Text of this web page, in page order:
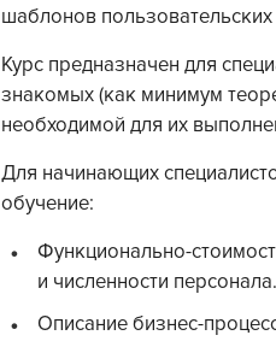
шаблонов
Курс предназначен для
знакомых (как минимум
необходимой для их
Для начинающих
обучение:
Функционально-
и численности персонала.
Описание бизнес-